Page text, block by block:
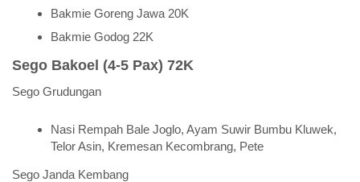
Bakmie Goreng Jawa 20K
Bakmie Godog 22K
Sego Bakoel (4-5 Pax) 72K
Sego Grudungan
Nasi Rempah Bale Joglo, Ayam Suwir Bumbu Kluwek,
Telor Asin, Kremesan Kecombrang, Pete
Sego Janda Kembang